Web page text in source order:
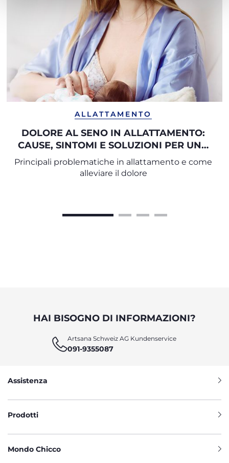
ALLATTAMENTO
DOLORE AL SENO IN ALLATTAMENTO:
CAUSE, SINTOMI E SOLUZIONI PER UNA
GESTIONE SERENA
Principali problematiche in allattamento e come
alleviare il dolore
HAI BISOGNO DI INFORMAZIONI?
Artsana Schweiz AG Kundenservice
091-9355087
Assistenza
Prodotti
Mondo Chicco